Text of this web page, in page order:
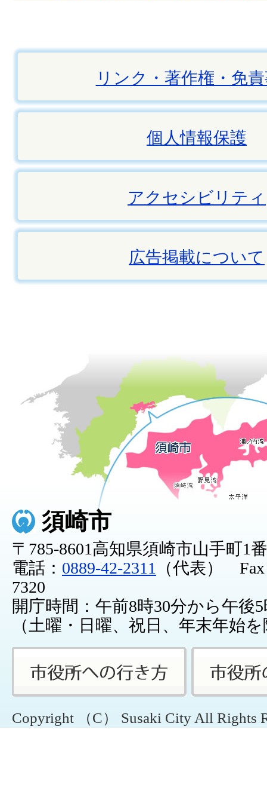
リンク・著作権・免
個人情報保護
アクセシビリティ
広告掲載について
須崎市
〒785-8601高知県須崎市山手町1
電話： 0889-42-2311
（代表） Fax
7320
開庁時間：午前8時30分から午後
（土曜・日曜、祝日、年末年始
Copyright （C） Susaki City All Rights